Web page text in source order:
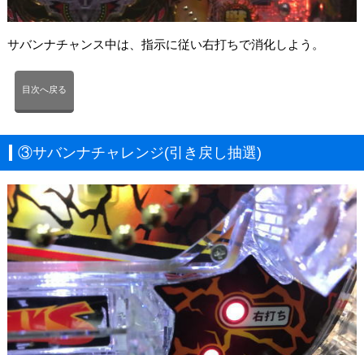
サバンナチャンス中は、指示に従い右打ちで消化しよう。
目次へ戻る
③サバンナチャレンジ(引き戻し抽選)